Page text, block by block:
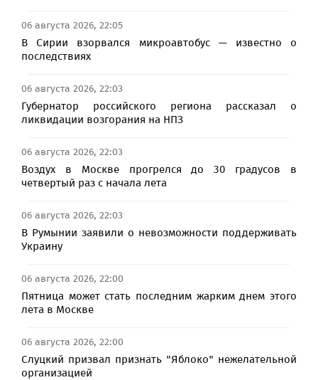
06 августа 2026, 22:05
В Сирии взорвался микроавтобус — известно о
последствиях
06 августа 2026, 22:03
Губернатор российского региона рассказал о
ликвидации возгорания на НПЗ
06 августа 2026, 22:03
Воздух в Москве прогрелся до 30 градусов в
четвертый раз с начала лета
06 августа 2026, 22:03
В Румынии заявили о невозможности поддерживать
Украину
06 августа 2026, 22:00
Пятница может стать последним жарким днем этого
лета в Москве
06 августа 2026, 22:00
Слуцкий призвал признать "Яблоко" нежелательной
организацией